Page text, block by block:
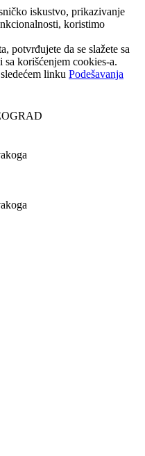
iskustvo, prikazivanje
koristimo
potvrđujete da se slažete sa
sa korišćenjem cookies-a.
linku Podešavanja